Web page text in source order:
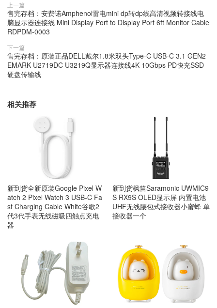
上一篇
售完存档：安费诺Amphenol雷电mini dp转dp线高清视频转接线电
脑显示器连接线 Mini Display Port to Display Port 6ft Monitor Cable
RDPDM-0003
下一篇
售完存档：原装正品DELL戴尔1.8米双头Type-C USB-C 3.1 GEN2
EMARK U2719DC U3219Q显示器连接线4K 10Gbps PD快充SSD
硬盘传输线
相关推荐
新到货全新原装Google Pixel W
atch 2 Pixel Watch 3 USB-C Fa
st Charging Cable White谷歌2
代3代手表无线磁吸四触点充电
器
新到货枫笛Saramonic UWMIC9
S RX9S OLED显示屏 内置电池
UHF无线腰包式接收器小蜜蜂 单
接收器一个